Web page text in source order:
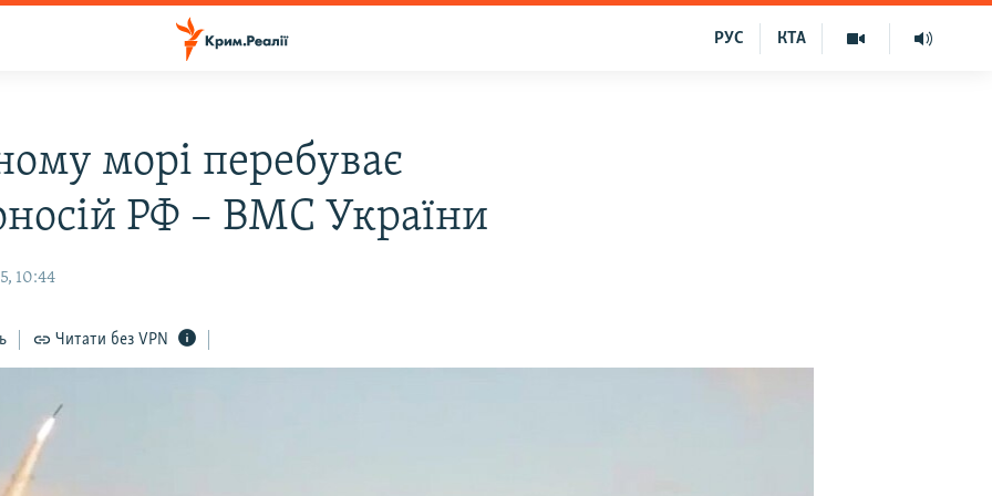
КТА
РУС
морі перебуває
РФ – ВМС України
10:44
Читати без VPN